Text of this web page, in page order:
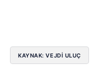
KAYNAK: VEJDI ULUÇ